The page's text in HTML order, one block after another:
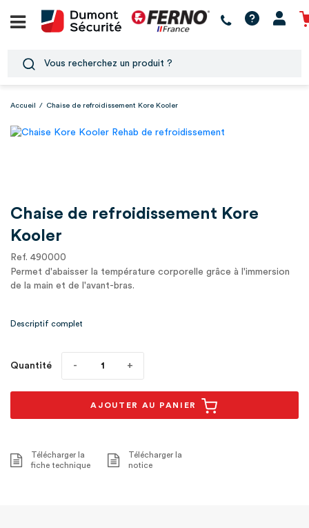
Accueil / Chaise de refroidissement Kore Kooler
Chaise de refroidissement Kore
Kooler
Ref. 490000
Permet d'abaisser la température corporelle grâce à l'immersion
de la main et de l'avant-bras.
Descriptif complet
Quantité
AJOUTER AU PANIER
Télécharger la
fiche technique
Télécharger la
notice